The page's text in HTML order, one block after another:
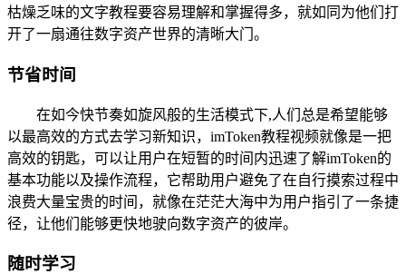
枯燥乏味的文字教程要容易理解和掌握得多，就如同为他们打
开了一扇通往数字资产世界的清晰大门。
节省时间
在如今快节奏如旋风般的生活模式下,人们总是希望能够
以最高效的方式去学习新知识，imToken教程视频就像是一把
高效的钥匙，可以让用户在短暂的时间内迅速了解imToken的
基本功能以及操作流程，它帮助用户避免了在自行摸索过程中
浪费大量宝贵的时间，就像在茫茫大海中为用户指引了一条捷
径，让他们能够更快地驶向数字资产的彼岸。
随时学习